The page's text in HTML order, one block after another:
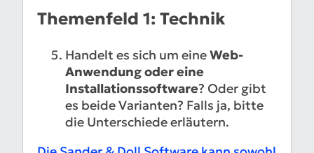
Themenfeld 1: Technik
Handelt es sich um eineWeb-
Anwendung oder eine
Installationssoftware? Oder gibt
es beide Varianten? Falls ja, bitte
die Unterschiede erläutern.